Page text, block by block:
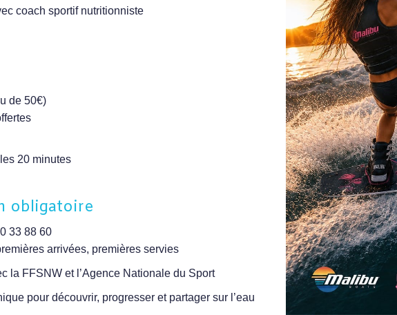
coach sportif nutritionniste
de 50€)
20 minutes
obligatoire
33 88 60
arrivées, premières servies
la FFSNW et l’Agence Nationale du Sport
pour découvrir, progresser et partager sur l’eau